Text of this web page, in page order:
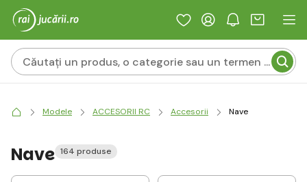
Modele ACCESORII RC Accesorii Nave
Nave 164 produse